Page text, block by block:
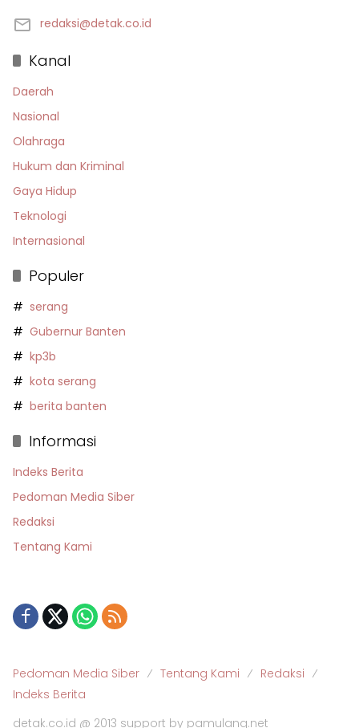
redaksi@detak.co.id
Kanal
Daerah
Nasional
Olahraga
Hukum dan Kriminal
Gaya Hidup
Teknologi
Internasional
Populer
serang
Gubernur Banten
kp3b
kota serang
berita banten
Informasi
Indeks Berita
Pedoman Media Siber
Redaksi
Tentang Kami
Pedoman Media Siber Tentang Kami
Redaksi
Indeks Berita
detak.co.id @ 2013 support by pamulang.net